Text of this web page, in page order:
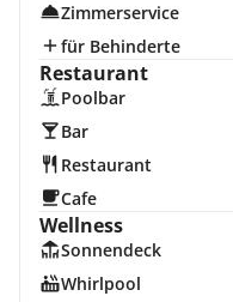
Zimmerservice
für Behinderte
Restaurant
Poolbar
Bar
Restaurant
Cafe
Wellness
Sonnendeck
Whirlpool